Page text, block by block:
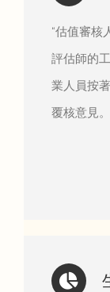
“估值審核
評估師的
業人員按
覆核意見。